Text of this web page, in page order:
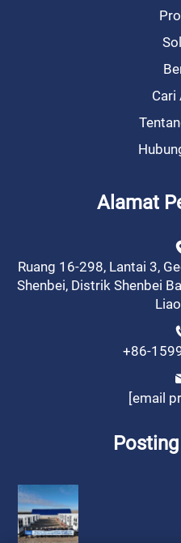
Cari
Alamat
Ruang 16-298, Lantai 3,
Shenbei, Distrik Shenbei
+86-
[email